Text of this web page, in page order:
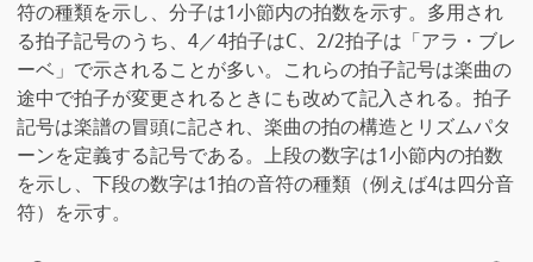
符の種類を示し、分子は1小節内の拍数を示す。多用され
る拍子記号のうち、4／4拍子はC、2/2拍子は「アラ・ブレ
ーベ」で示されることが多い。これらの拍子記号は楽曲の
途中で拍子が変更されるときにも改めて記入される。拍子
記号は楽譜の冒頭に記され、楽曲の拍の構造とリズムパタ
ーンを定義する記号である。上段の数字は1小節内の拍数
を示し、下段の数字は1拍の音符の種類（例えば4は四分音
符）を示す。